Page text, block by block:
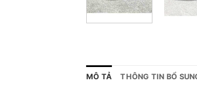
MÔ TẢ THÔNG TIN BỔ